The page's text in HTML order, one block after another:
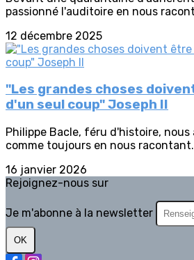
passionné l'auditoire en nous
12 décembre 2025
"Les grandes choses
d'un seul coup" Joseph II
Philippe Bacle, féru d'histoire, nous
comme toujours en nous
16 janvier 2026
Rejoignez-nous sur
Je m'abonne à la newsletter
OK